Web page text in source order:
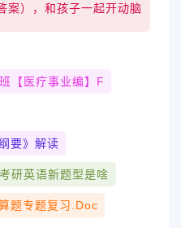
案），和孩子一起开动脑
【医疗事业编】f
要》解读
考研英语新题型是啥
题专题复习.doc